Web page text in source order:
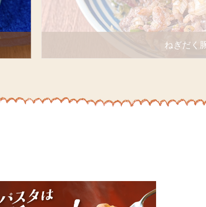
ねぎだく豚こま